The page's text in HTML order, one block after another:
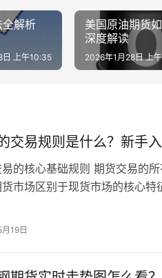
解析
日 上午10:35
美国原油期货
深度解读
2026年1月28日 上
交易规则是什么？新手
的核心基础规则 期货交易的
市场区别于现货市场的核心特
割时间等核心要素，投资者只
19日